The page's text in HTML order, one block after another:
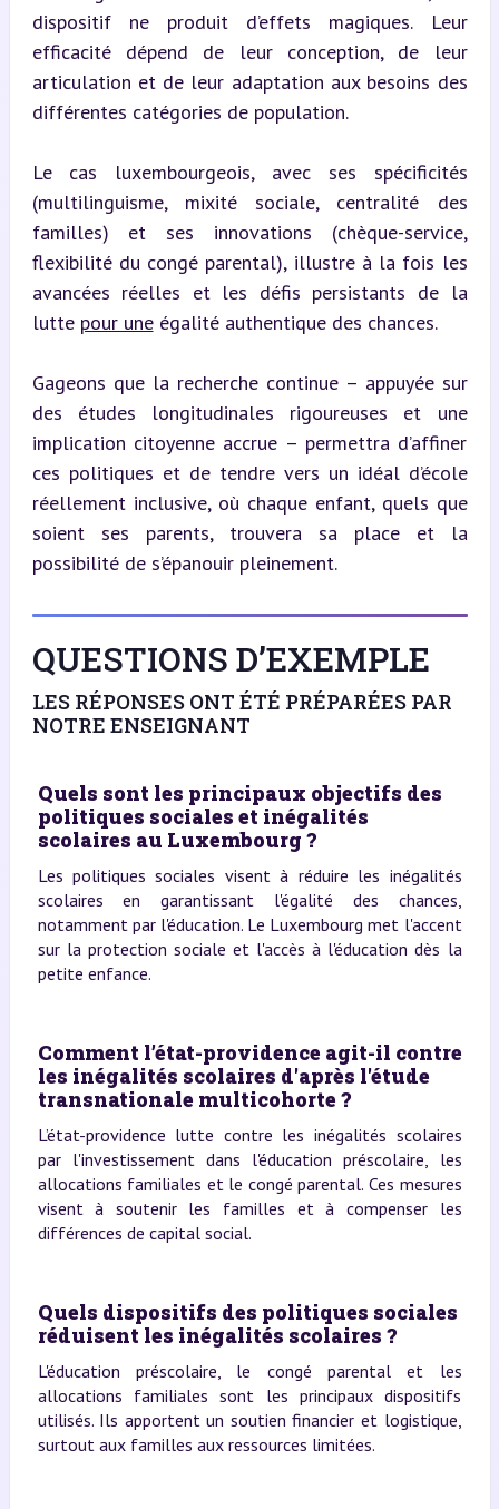
dispositif ne produit d’effets magiques. Leur
efficacité dépend de leur conception, de leur
articulation et de leur adaptation aux besoins des
différentes catégories de population.
Le cas luxembourgeois, avec ses spécificités
(multilinguisme, mixité sociale, centralité des
familles) et ses innovations (chèque-service,
flexibilité du congé parental), illustre à la fois les
avancées réelles et les défis persistants de la
lutte pour une égalité authentique des chances.
Gageons que la recherche continue – appuyée sur
des études longitudinales rigoureuses et une
implication citoyenne accrue – permettra d’affiner
ces politiques et de tendre vers un idéal d’école
réellement inclusive, où chaque enfant, quels que
soient ses parents, trouvera sa place et la
possibilité de s’épanouir pleinement.
QUESTIONS D’EXEMPLE
LES RÉPONSES ONT ÉTÉ PRÉPARÉES PAR
NOTRE ENSEIGNANT
Quels sont les principaux objectifs des
politiques sociales et inégalités
scolaires au Luxembourg ?
Les politiques sociales visent à réduire les inégalités
scolaires en garantissant l'égalité des chances,
notamment par l'éducation. Le Luxembourg met l'accent
sur la protection sociale et l'accès à l'éducation dès la
petite enfance.
Comment l’état-providence agit-il contre
les inégalités scolaires d'après l'étude
transnationale multicohorte ?
L’état-providence lutte contre les inégalités scolaires
par l'investissement dans l'éducation préscolaire, les
allocations familiales et le congé parental. Ces mesures
visent à soutenir les familles et à compenser les
différences de capital social.
Quels dispositifs des politiques sociales
réduisent les inégalités scolaires ?
L'éducation préscolaire, le congé parental et les
allocations familiales sont les principaux dispositifs
utilisés. Ils apportent un soutien financier et logistique,
surtout aux familles aux ressources limitées.